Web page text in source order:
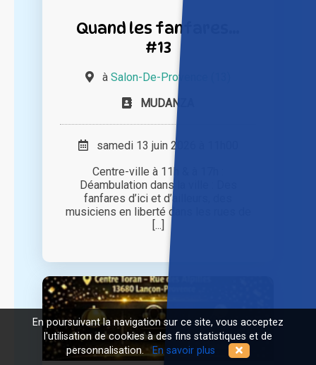
Quand les fanfares…
#13
à Salon-De-Provence (13)
MUDANZA
samedi 13 juin 2026 à 11h00
Centre-ville à 11h & à 17h :
Déambulation dans la ville : Des
fanfares d’ici et d’ailleurs, des
musiciens en liberté dans les rues de
[...]
En poursuivant la navigation sur ce site, vous acceptez
l'utilisation de cookies à des fins statistiques et de
personnalisation. En savoir plus